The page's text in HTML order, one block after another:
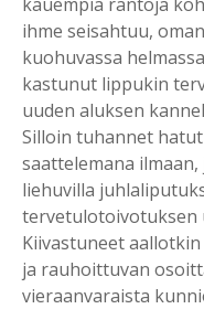
ihme seisahtuu,
kuohuvassa
kastunut lippukin
uuden aluksen
Silloin tuhannet
saattelemana
liehuvilla
tervetulotoivotuksen
Kiivastuneet
ja rauhoittuvan
vieraanvaraista